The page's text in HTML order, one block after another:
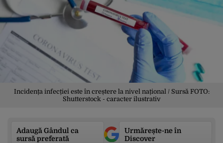
Incidența infecției este în creștere la nivel național / Sursă FOTO:
Shutterstock - caracter ilustrativ
Adaugă Gândul ca
sursă preferată
Urmărește-ne în
Discover